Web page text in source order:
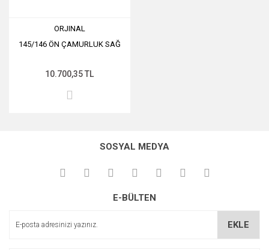
ORJINAL
145/146 ÖN ÇAMURLUK SAĞ
10.700,35 TL
SOSYAL MEDYA
E-BÜLTEN
EKLE